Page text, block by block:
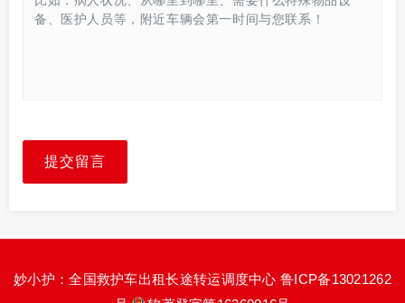
提交留言
妙小护：全国救护车出租长途转运调度中心鲁ICP备13021262